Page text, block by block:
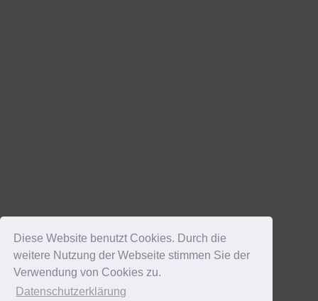
Diese Website benutzt Cookies. Durch die
weitere Nutzung der Webseite stimmen Sie der
Verwendung von Cookies zu.
Datenschutzerklärung